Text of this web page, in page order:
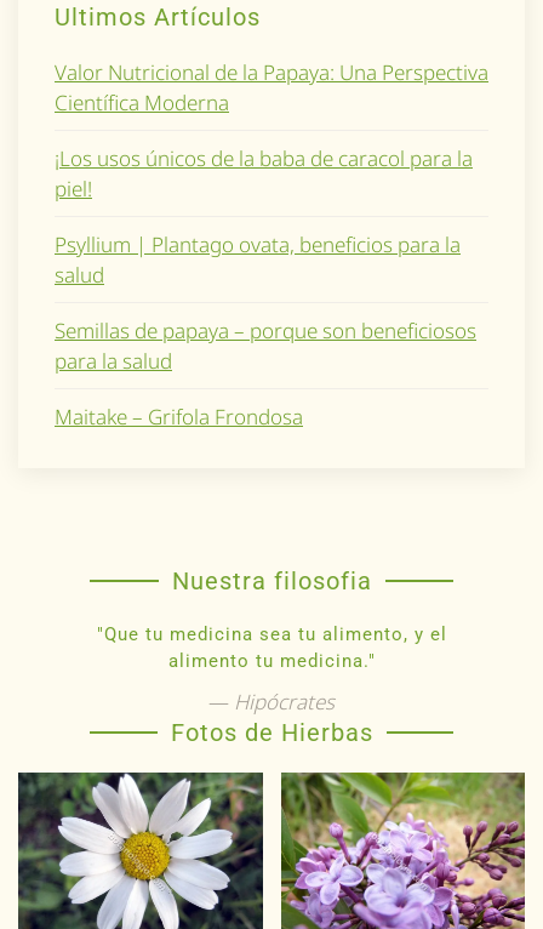
Ultimos Artículos
Valor Nutricional de la Papaya: Una Perspectiva
Científica Moderna
¡Los usos únicos de la baba de caracol para la
piel!
Psyllium | Plantago ovata, beneficios para la
salud
Semillas de papaya – porque son beneficiosos
para la salud
Maitake – Grifola Frondosa
Nuestra filosofia
"Que tu medicina sea tu alimento, y el
alimento tu medicina."
Hipócrates
Fotos de Hierbas